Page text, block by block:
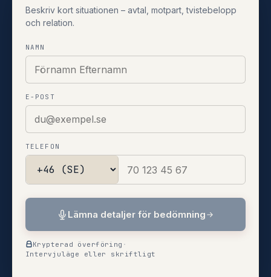
Beskriv kort situationen – avtal, motpart, tvistebelopp
och relation.
NAMN
E-POST
TELEFON
Lämna detaljer för bedömning
Krypterad överföring ·
Intervjuläge eller skriftligt